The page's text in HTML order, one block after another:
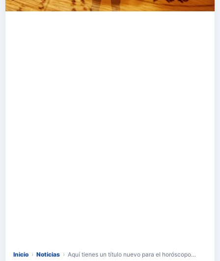
Inicio › Noticias › Aquí tienes un título nuevo para el horóscopo…